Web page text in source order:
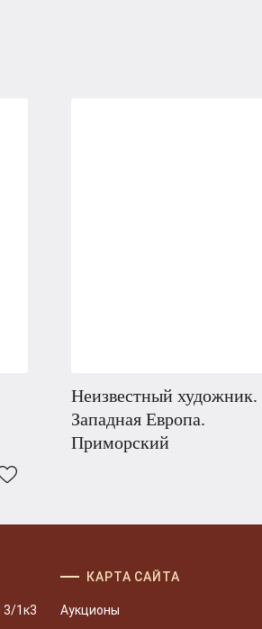
Неизвестный художник.
Западная Европа.
Приморский
3/1к3
КАРТА САЙТА
Аукционы